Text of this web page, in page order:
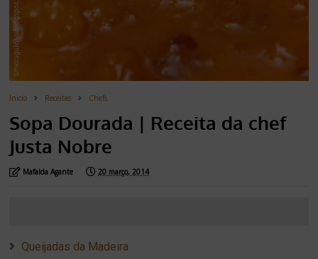
Inicio Receitas Chefs
Sopa Dourada | Receita da chef
Justa Nobre
Mafalda Agante 20 março, 2014
Queijadas da Madeira